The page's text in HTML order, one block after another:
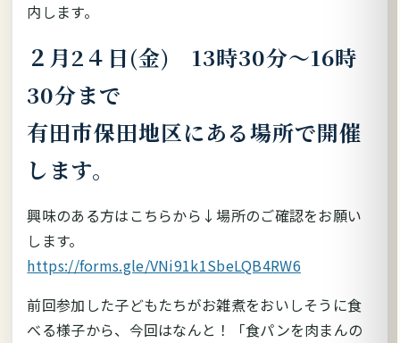
内します。
２月2４日(金) 13時30分～16時
30分まで
有田市保田地区にある場所で開催
します。
興味のある方はこちらから↓場所のご確認をお願い
します。
https://forms.gle/VNi91k1SbeLQB4RW6
前回参加した子どもたちがお雑煮をおいしそうに食
べる様子から、今回はなんと！「食パンを肉まんの